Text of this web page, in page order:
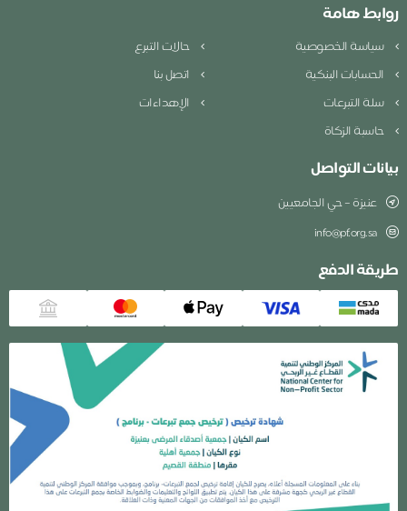
روابط هامة
سياسة الخصوصية
حالات التبرع
الحسابات البنكية
اتصل بنا
سلة التبرعات
الإهداءات
حاسبة الزكاة
بيانات التواصل
عنيزة – حي الجامعيين
info@pf.org.sa
طريقة الدفع